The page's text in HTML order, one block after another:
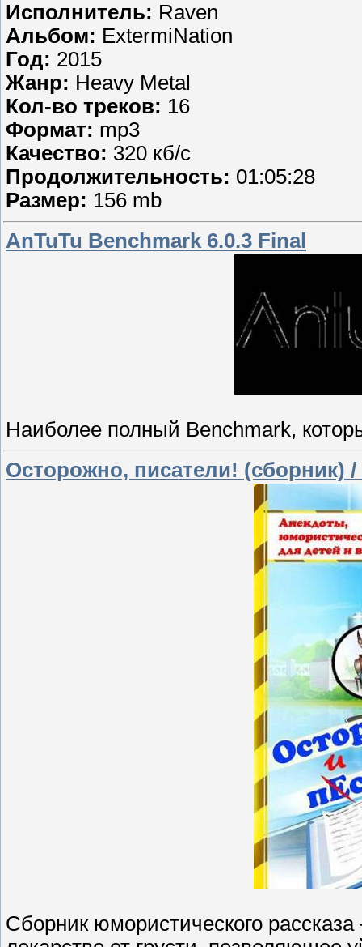
Исполнитель: Raven
Альбом: ExtermiNation
Год: 2015
Жанр: Heavy Metal
Кол-во треков: 16
Формат: mp3
Качество: 320 кб/с
Продолжительность: 01:05:28
Размер: 156 mb
AnTuTu Benchmark 6.0.3 Final
Наиболее полный Benchmark,
Осторожно, писатели! (сборник)
Сборник юмористического рассказа